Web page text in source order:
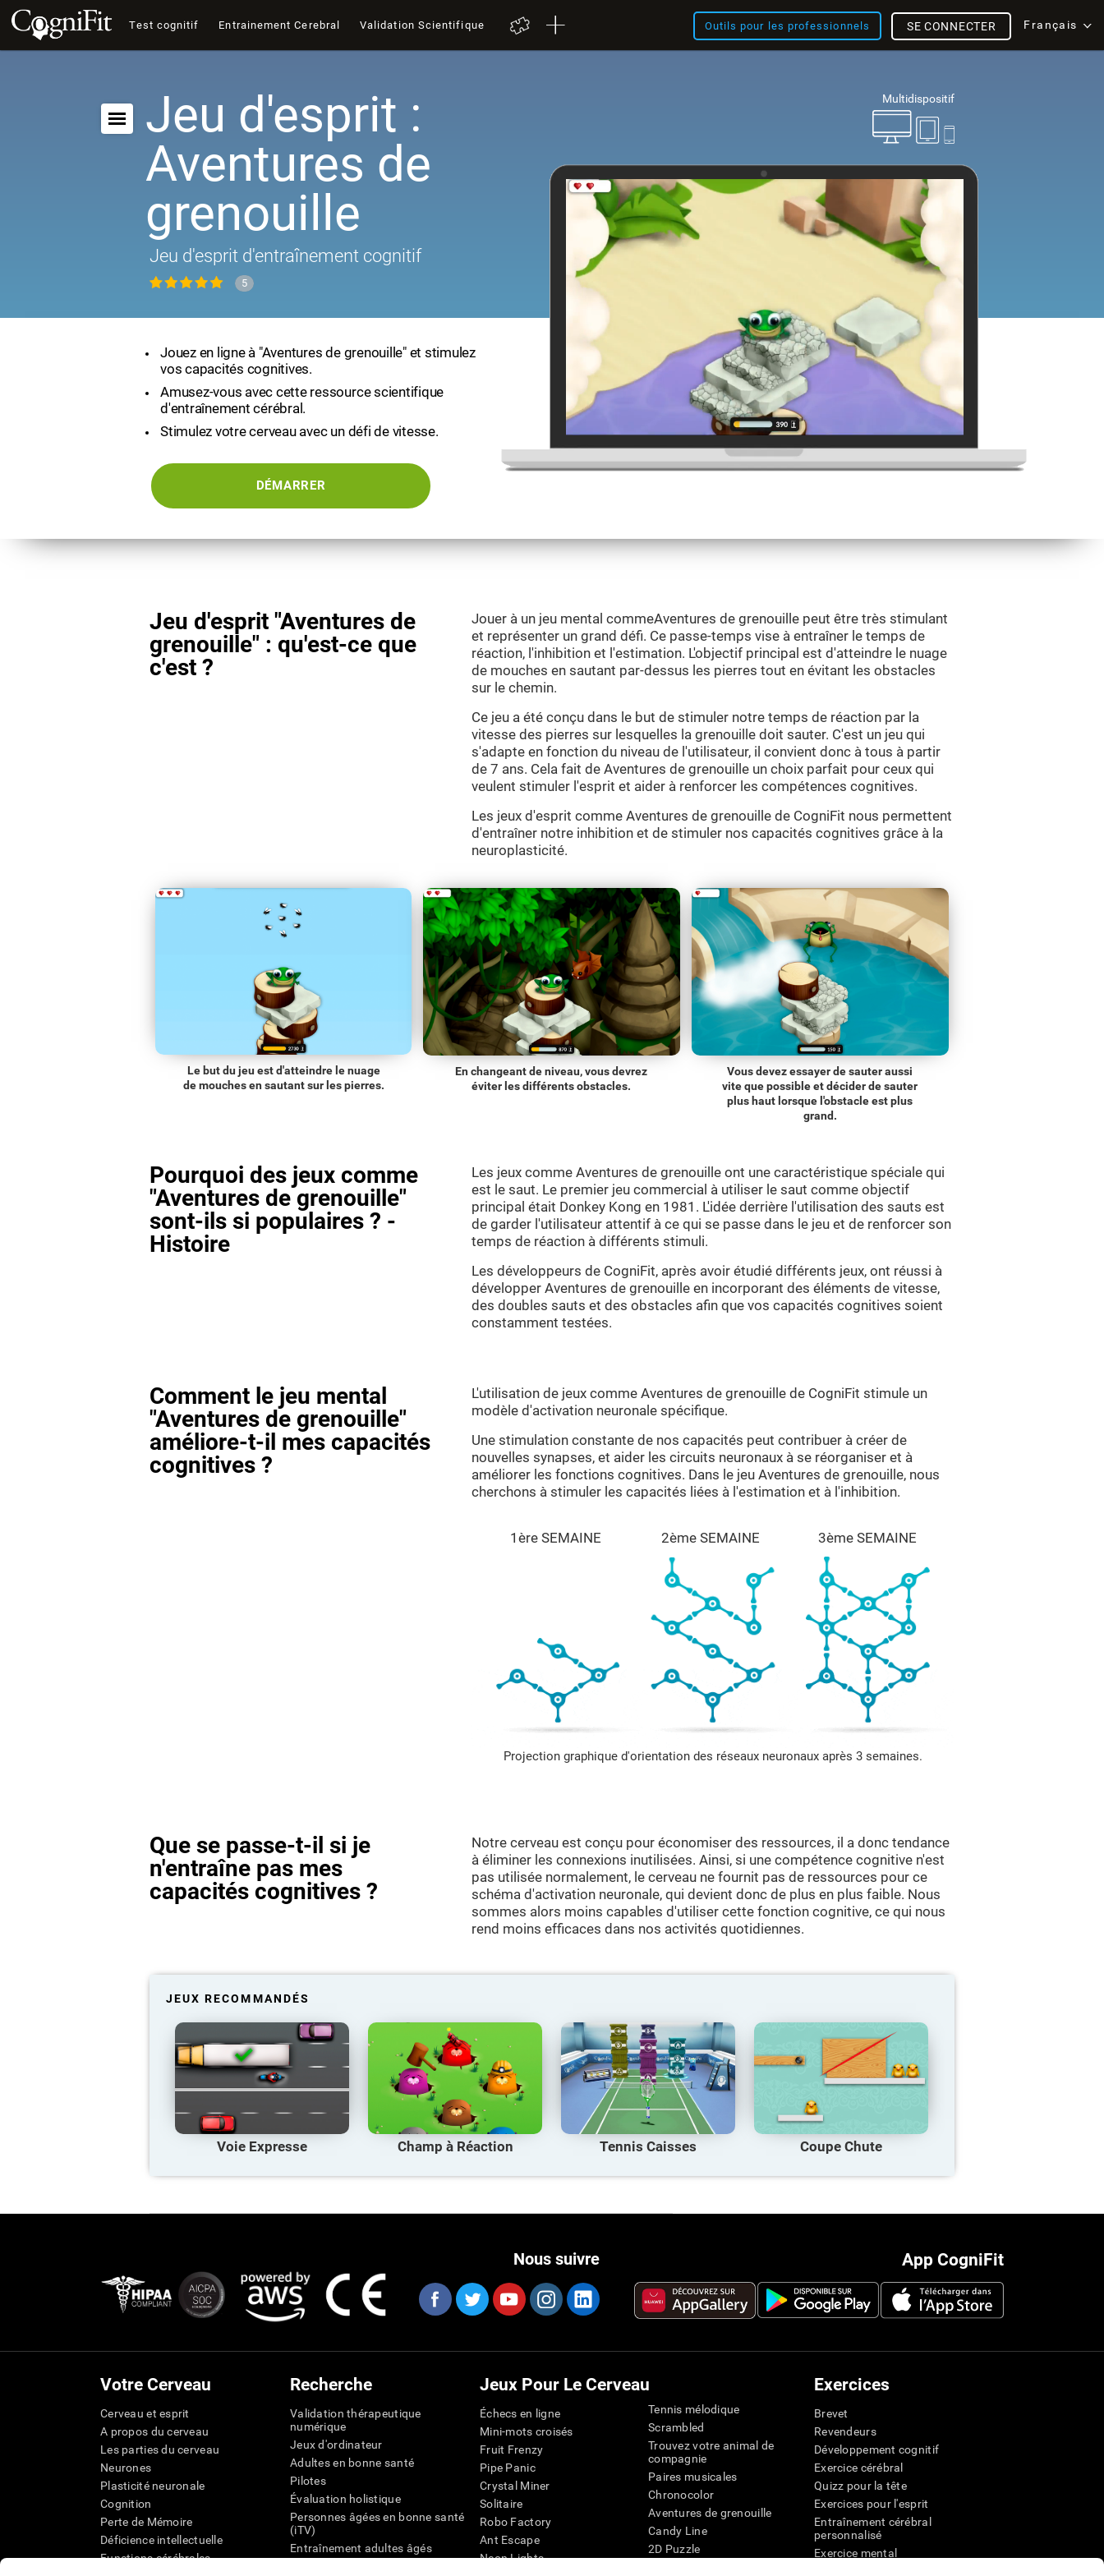
Test cognitif Entrainement Cerebral Validation Scientifique Outils pour les professionnels Français
SE CONNECTER
Multidispositif
Jeu d'esprit :
Aventures de
grenouille
Jeu d'esprit d'entraînement cognitif
5
Jouez en ligne à "Aventures de grenouille" et stimulez
vos capacités cognitives.
Amusez-vous avec cette ressource scientifique
d'entraînement cérébral.
Stimulez votre cerveau avec un défi de vitesse.
DÉMARRER
Jeu d'esprit "Aventures de
grenouille" : qu'est-ce que
c'est ?
Jouer à un jeu mental commeAventures de grenouille peut être très stimulant
et représenter un grand défi. Ce passe-temps vise à entraîner le temps de
réaction, l'inhibition et l'estimation. L'objectif principal est d'atteindre le nuage
de mouches en sautant par-dessus les pierres tout en évitant les obstacles
sur le chemin.
Ce jeu a été conçu dans le but de stimuler notre temps de réaction par la
vitesse des pierres sur lesquelles la grenouille doit sauter. C'est un jeu qui
s'adapte en fonction du niveau de l'utilisateur, il convient donc à tous à partir
de 7 ans. Cela fait de Aventures de grenouille un choix parfait pour ceux qui
veulent stimuler l'esprit et aider à renforcer les compétences cognitives.
Les jeux d'esprit comme Aventures de grenouille de CogniFit nous permettent
d'entraîner notre inhibition et de stimuler nos capacités cognitives grâce à la
neuroplasticité.
Le but du jeu est d'atteindre le nuage
de mouches en sautant sur les pierres.
En changeant de niveau, vous devrez
éviter les différents obstacles.
Vous devez essayer de sauter aussi
vite que possible et décider de sauter
plus haut lorsque l'obstacle est plus
grand.
Pourquoi des jeux comme
"Aventures de grenouille"
sont-ils si populaires ? -
Histoire
Les jeux comme Aventures de grenouille ont une caractéristique spéciale qui
est le saut. Le premier jeu commercial à utiliser le saut comme objectif
principal était Donkey Kong en 1981. L'idée derrière l'utilisation des sauts est
de garder l'utilisateur attentif à ce qui se passe dans le jeu et de renforcer son
temps de réaction à différents stimuli.
Les développeurs de CogniFit, après avoir étudié différents jeux, ont réussi à
développer Aventures de grenouille en incorporant des éléments de vitesse,
des doubles sauts et des obstacles afin que vos capacités cognitives soient
constamment testées.
Comment le jeu mental
"Aventures de grenouille"
améliore-t-il mes capacités
cognitives ?
L'utilisation de jeux comme Aventures de grenouille de CogniFit stimule un
modèle d'activation neuronale spécifique.
Une stimulation constante de nos capacités peut contribuer à créer de
nouvelles synapses, et aider les circuits neuronaux à se réorganiser et à
améliorer les fonctions cognitives. Dans le jeu Aventures de grenouille, nous
cherchons à stimuler les capacités liées à l'estimation et à l'inhibition.
1ère SEMAINE 2ème SEMAINE 3ème SEMAINE
Projection graphique d'orientation des réseaux neuronaux après 3 semaines.
Que se passe-t-il si je
n'entraîne pas mes
capacités cognitives ?
Notre cerveau est conçu pour économiser des ressources, il a donc tendance
à éliminer les connexions inutilisées. Ainsi, si une compétence cognitive n'est
pas utilisée normalement, le cerveau ne fournit pas de ressources pour ce
schéma d'activation neuronale, qui devient donc de plus en plus faible. Nous
sommes alors moins capables d'utiliser cette fonction cognitive, ce qui nous
rend moins efficaces dans nos activités quotidiennes.
JEUX RECOMMANDÉS
Voie Expresse Champ à Réaction Tennis Caisses Coupe Chute
App CogniFit
Nous suivre
Votre Cerveau
Cerveau et esprit
A propos du cerveau
Les parties du cerveau
Neurones
Plasticité neuronale
Cognition
Perte de Mémoire
Déficience intellectuelle
Functions cérébrales
Recherche
Validation thérapeutique
numérique
Jeux d'ordinateur
Adultes en bonne santé
Pilotes
Évaluation holistique
Personnes âgées en bonne santé
(iTV)
Entraînement adultes âgés
Jeux Pour Le Cerveau
Échecs en ligne
Mini-mots croisés
Fruit Frenzy
Pipe Panic
Crystal Miner
Solitaire
Robo Factory
Ant Escape
Neon Lights
Tennis mélodique
Scrambled
Trouvez votre animal de
compagnie
Paires musicales
Chronocolor
Aventures de grenouille
Candy Line
2D Puzzle
Exercices
Brevet
Revendeurs
Développement cognitif
Exercice cérébral
Quizz pour la tête
Exercices pour l'esprit
Entraînement cérébral
personnalisé
Exercice mental